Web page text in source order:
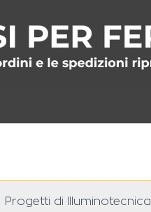
Progetti di Illuminotecnica